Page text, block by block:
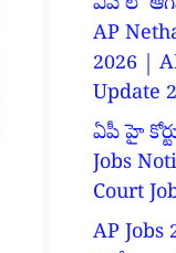
AP
2026 |
Update
ఏపీ హై
Jobs
Court
AP Jobs